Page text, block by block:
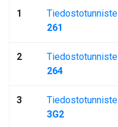
1
Tiedostotunniste
261
2
Tiedostotunniste
264
3
Tiedostotunniste
3G2